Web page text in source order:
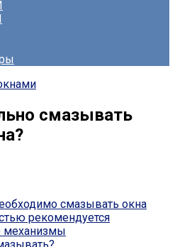
смазывать
смазывать окна
рекомендуется
механизмы